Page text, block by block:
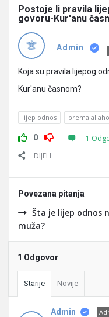
Latest
Pitanja
Postoje li pravila
govoru-Kur'anu
Admin
Koja su pravila lijepog
Kur'anu časnom?
lijep odnos prema
0 1
DIJELI
Povezana pitanja
Šta je lijep odnos
muža?
1 Odgovor
Starije Novije
Admin